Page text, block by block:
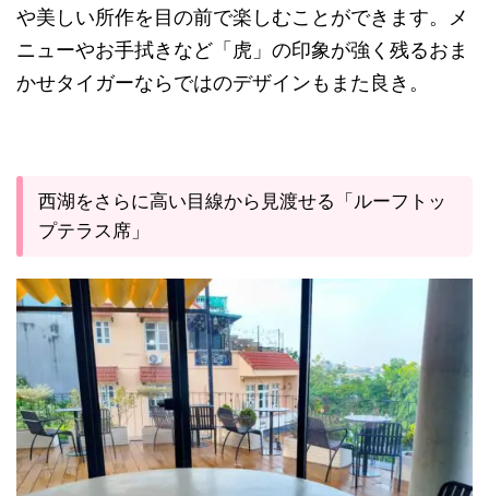
や美しい所作を目の前で楽しむことができます。メ
ニューやお手拭きなど「虎」の印象が強く残るおま
かせタイガーならではのデザインもまた良き。
西湖をさらに高い目線から見渡せる「ルーフトッ
プテラス席」